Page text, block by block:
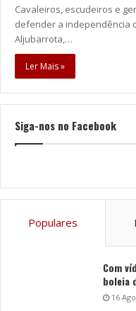
Cavaleiros, escudeiros e
defender a independência
Aljubarrota,…
Ler Mais »
Siga-nos no Facebook
Populares
Com
boleia
16